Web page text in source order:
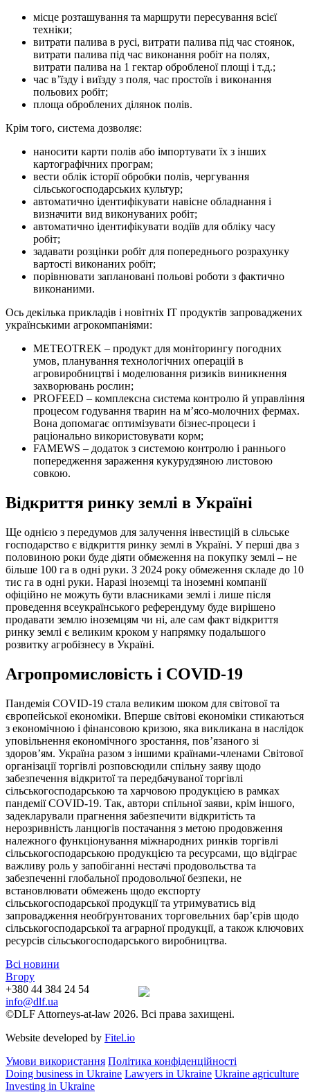
місце розташування та маршрути пересування всієї
техніки;
витрати палива в русі, витрати палива під час стоянок,
витрати палива під час виконання робіт на полях,
витрати палива на 1 гектар обробленої площі і т.д.;
час в’їзду і виїзду з поля, час простоїв і виконання
польових робіт;
площа оброблених ділянок полів.
Крім того, система дозволяє:
наносити карти полів або імпортувати їх з інших
картографічних програм;
вести облік історії обробки полів, чергування
сільськогосподарських культур;
автоматично ідентифікувати навісне обладнання і
визначити вид виконуваних робіт;
автоматично ідентифікувати водіїв для обліку часу
робіт;
задавати розцінки робіт для попереднього розрахунку
вартості виконаних робіт;
порівнювати заплановані польові роботи з фактично
виконаними.
Ось декілька прикладів і новітніх IT продуктів запроваджених
українськими агрокомпаніями:
METEOTREK – продукт для моніторингу погодних
умов, планування технологічних операцій в
агровиробництві і моделювання ризиків виникнення
захворювань рослин;
PROFEED – комплексна система контролю й управління
процесом годування тварин на м’ясо-молочних фермах.
Вона допомагає оптимізувати бізнес-процеси і
раціонально використовувати корм;
FAMEWS – додаток з системою контролю і раннього
попередження зараження кукурудзяною листовою
совкою.
Відкриття ринку землі в Україні
Ще однією з передумов для залучення інвестицій в сільське
господарство є відкриття ринку землі в Україні. У перші два з
половиною роки буде діяти обмеження на покупку землі – не
більше 100 га в одні руки. З 2024 року обмеження складе до 10
тис га в одні руки. Наразі іноземці та іноземні компанії
офіційно не можуть бути власниками землі і лише після
проведення всеукраїнського референдуму буде вирішено
продавати землю іноземцям чи ні, але сам факт відкриття
ринку землі є великим кроком у напрямку подальшого
розвитку агробізнесу в Україні.
Агропромисловість і COVID-19
Пандемія COVID-19 стала великим шоком для світової та
європейської економіки. Вперше світові економіки стикаються
з економічною і фінансовою кризою, яка викликана в наслідок
уповільнення економічного зростання, пов’язаного зі
здоров’ям. Україна разом з іншими країнами-членами Світової
організації торгівлі розповсюдили спільну заяву щодо
забезпечення відкритої та передбачуваної торгівлі
сільськогосподарською та харчовою продукцією в рамках
пандемії COVID-19. Так, автори спільної заяви, крім іншого,
задекларували прагнення забезпечити відкритість та
нерозривність ланцюгів постачання з метою продовження
належного функціонування міжнародних ринків торгівлі
сільськогосподарською продукцією та ресурсами, що відіграє
важливу роль у запобіганні нестачі продовольства та
забезпеченні глобальної продовольчої безпеки, не
встановлювати обмежень щодо експорту
сільськогосподарської продукції та утримуватись від
запровадження необґрунтованих торговельних бар’єрів щодо
сільськогосподарської та аграрної продукції, а також ключових
ресурсів сільськогосподарського виробництва.
Всі новини
Вгору
+380 44 384 24 54
info@dlf.ua
©DLF Attorneys-at-law 2026. Всі права захищені.
Website developed by Fitel.io
Умови використання Політика конфіденційності
Doing business in Ukraine Lawyers in Ukraine Ukraine agriculture
Investing in Ukraine